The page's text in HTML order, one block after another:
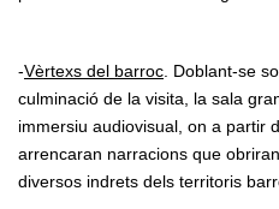
-Vèrtexs del barroc . Doblant-se
culminació de la visita, la sala
immersiu audiovisual, on a partir
arrencaran narracions que
diversos indrets dels territoris